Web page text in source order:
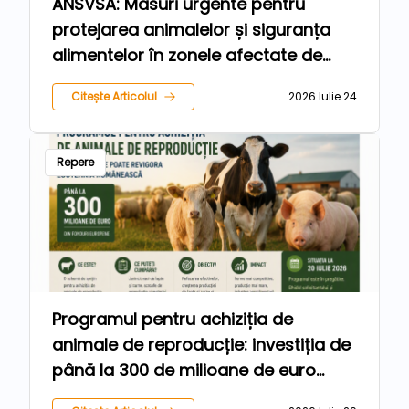
protejarea animalelor și siguranța
alimentelor în zonele afectate de
inundații
Citește Articolul 2026 Iulie 24
Repere
Programul pentru achiziția de
animale de reproducție: investiția de
până la 300 de milioane de euro
care poate schimba viitorul